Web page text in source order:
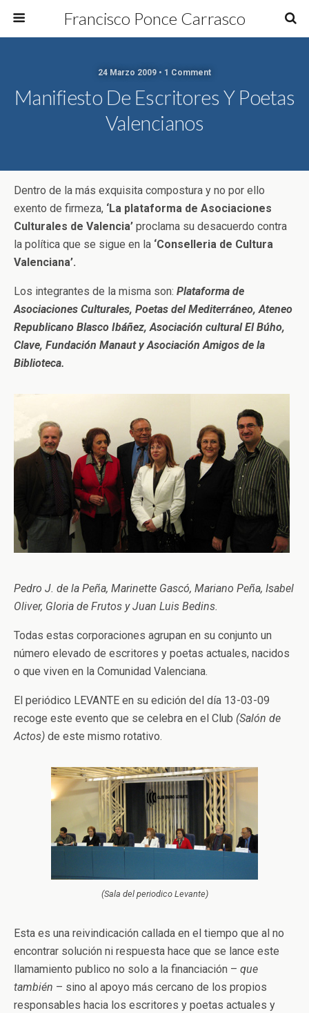
Francisco Ponce Carrasco
24 Marzo 2009 • 1 Comment
Manifiesto De Escritores Y Poetas
Valencianos
Dentro de la más exquisita compostura y no por ello
exento de firmeza, ‘La plataforma de Asociaciones
Culturales de Valencia’ proclama su desacuerdo contra
la política que se sigue en la ‘Conselleria de Cultura
Valenciana’.
Los integrantes de la misma son: Plataforma de
Asociaciones Culturales, Poetas del Mediterráneo, Ateneo
Republicano Blasco Ibáñez, Asociación cultural El Búho,
Clave, Fundación Manaut y Asociación Amigos de la
Biblioteca.
Pedro J. de la Peña, Marinette Gascó, Mariano Peña, Isabel
Oliver, Gloria de Frutos y Juan Luis Bedins.
Todas estas corporaciones agrupan en su conjunto un
número elevado de escritores y poetas actuales, nacidos
o que viven en la Comunidad Valenciana.
El periódico LEVANTE en su edición del día 13-03-09
recoge este evento que se celebra en el Club (Salón de
Actos) de este mismo rotativo.
(Sala del periodico Levante)
Esta es una reivindicación callada en el tiempo que al no
encontrar solución ni respuesta hace que se lance este
llamamiento publico no solo a la financiación – que
también – sino al apoyo más cercano de los propios
responsables hacia los escritores y poetas actuales y